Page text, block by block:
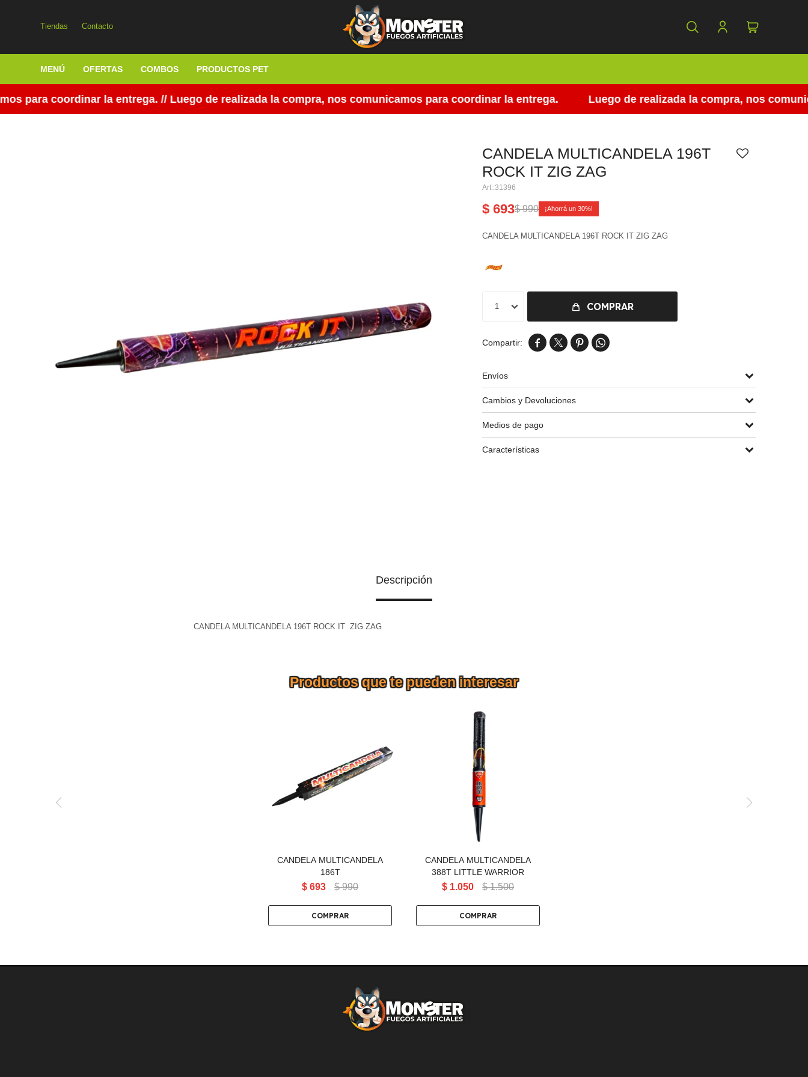
MENÚ OFERTAS COMBOS PRODUCTOS PET
Tiendas Contacto
coordinar la entrega. // Luego de realizada la compra, nos comunicamos para coordinar la entrega. Luego de realizada la compra, nos
CANDELA MULTICANDELA 196T
ROCK IT ZIG ZAG
31396
$ 693$ 990 30
CANDELA MULTICANDELA 196T ROCK IT ZIG ZAG
1 COMPRAR
   
Envíos
Cambios y Devoluciones
Medios de pago
Características
Descripción
CANDELA MULTICANDELA 196T ROCK IT ZIG ZAG
Productos que te pueden interesar
CANDELA MULTICANDELA
186T
CANDELA MULTICANDELA
186T
$ 693 $ 990
CANDELA MULTICANDELA
388T LITTLE WARRIOR
CANDELA MULTICANDELA
388T LITTLE WARRIOR
$ 1.050 $ 1.500